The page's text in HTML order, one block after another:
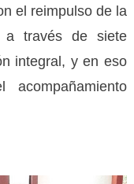
el reimpulso de la
a través de siete
integral, y en eso